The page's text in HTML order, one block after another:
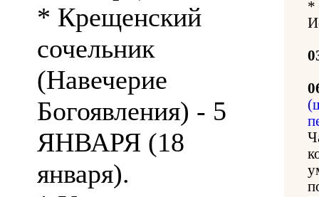
* Крещенский
сочельник
(Навечерие
Богоявления) - 5
ЯНВАРЯ (18
января).
*